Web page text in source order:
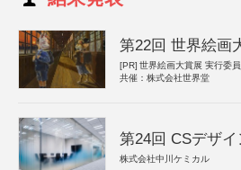
第22回 世界絵画
[PR] 世界絵画大賞展 実行委
共催：株式会社世界堂
第24回 CSデザ
株式会社中川ケミカル